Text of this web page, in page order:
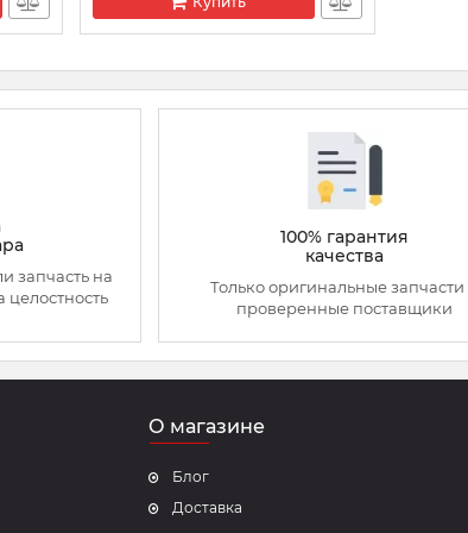
запчасть на
100% гарантия
качества
Только оригинальные запчасти
проверенные поставщики
О магазине
Блог
Доставка